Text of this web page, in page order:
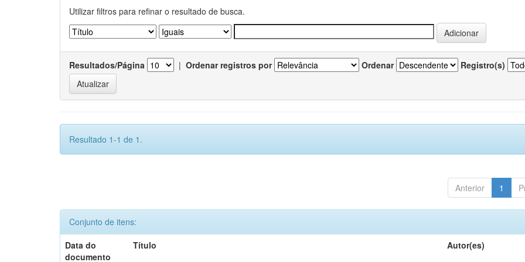
Utilizar filtros para refinar o resultado de busca.
Resultados/Página | Ordenar registros por Ordenar Registro(s)
Resultado 1-1 de 1.
Anterior 1
Conjunto de itens:
Data do
documento
Título Autor(es)